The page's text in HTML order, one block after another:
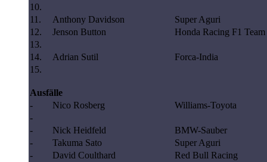
10.
11.
Anthony Davidson
Super Aguri
12.
Jenson Button
Honda Racing F1 Team
13.
14.
Adrian Sutil
Forca-India
15.
Ausfälle
-
Nico Rosberg
Williams-Toyota
-
-
Nick Heidfeld
BMW-Sauber
-
Takuma Sato
Super Aguri
-
David Coulthard
Red Bull Racing